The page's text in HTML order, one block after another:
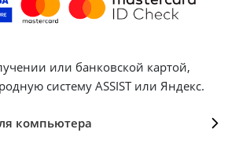
или банковской картой,
систему ASSIST или Яндекс.
компьютера